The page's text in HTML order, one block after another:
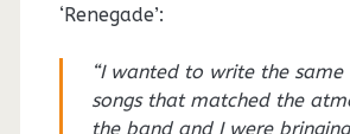
‘Renegade’:
“I wanted to write the
songs that matched the
the band and I were